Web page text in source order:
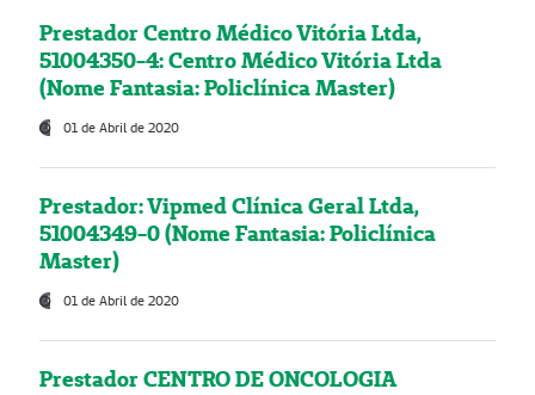
Prestador Centro Médico Vitória Ltda,
51004350-4: Centro Médico Vitória Ltda
(Nome Fantasia: Policlínica Master)
01 de Abril de 2020
Prestador: Vipmed Clínica Geral Ltda,
51004349-0 (Nome Fantasia: Policlínica
Master)
01 de Abril de 2020
Prestador CENTRO DE ONCOLOGIA